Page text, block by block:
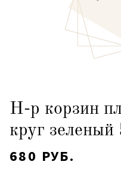
Н-р корзин
круг
680 РУБ.